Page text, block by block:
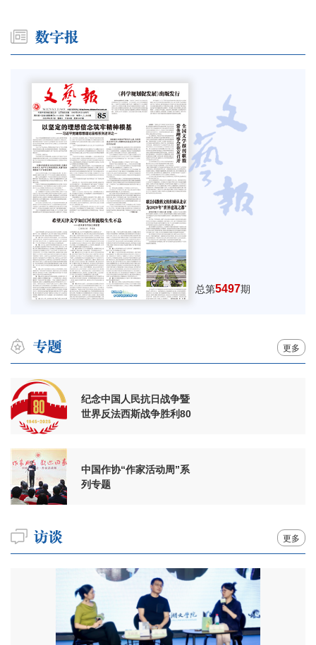
总第5497期
更多
纪念中国人民抗日战争暨
世界反法西斯战争胜利80
中国作协“作家活动周”系
列专题
更多